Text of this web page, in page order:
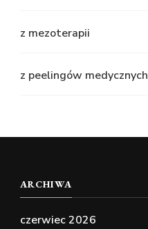
z mezoterapii
z peelingów medycznych
ARCHIWA
czerwiec 2026